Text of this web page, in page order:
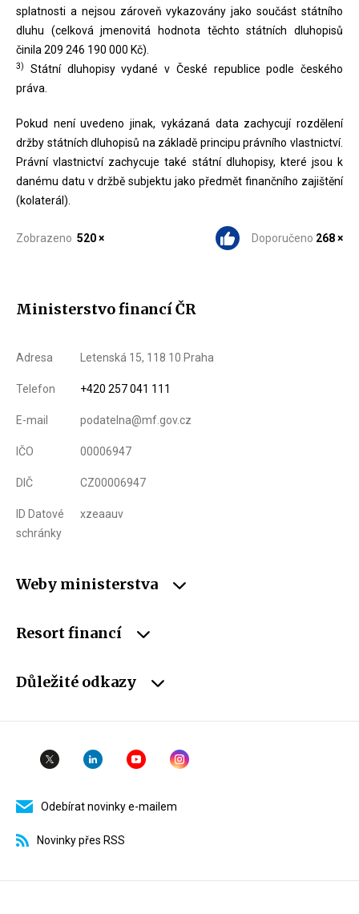
splatnosti a nejsou zároveň vykazovány jako součást státního
dluhu (celková jmenovitá hodnota těchto státních dluhopisů
činila 209 246 190 000 Kč).
3)
Státní dluhopisy vydané v České republice podle českého
práva.
Pokud není uvedeno jinak, vykázaná data zachycují rozdělení
držby státních dluhopisů na základě principu právního vlastnictví.
Právní vlastnictví zachycuje také státní dluhopisy, které jsou k
danému datu v držbě subjektu jako předmět finančního zajištění
(kolaterál).
Zobrazeno 520 × Doporučeno 268 ×
Ministerstvo financí ČR
Adresa Letenská 15, 118 10 Praha
Telefon +420 257 041 111
E-mail podatelna@mf.gov.cz
IČO 00006947
DIČ CZ00006947
ID Datové
schránky
xzeaauv
Weby ministerstva
Resort financí
Důležité odkazy
Odebírat novinky e-mailem
Novinky přes RSS